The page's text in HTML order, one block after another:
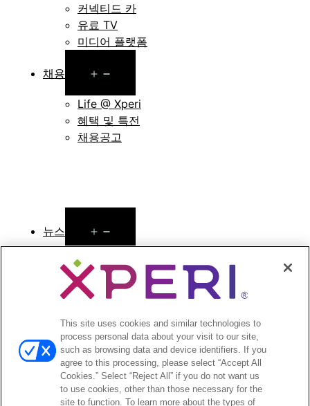
커넥티드 카
유료 TV
미디어 플랫폼
채용
menu
Life @ Xperi
혜택 및 특전
채용공고
뉴스
menu
보도자료
투자자
Open
애널리스트 의견
투자자 이벤트 및 프레젠테이션
기업지배구조
재무 및 공시
주식 정보
This site uses cookies and similar technologies to
process personal data about your visit to our site,
such as browsing data and device identifiers. If you
agree to this processing, please select “Accept All
Cookies.” Select “Reject All” if you do not want us
to use cookies, other than those necessary for the
site to function. To learn more about the types of